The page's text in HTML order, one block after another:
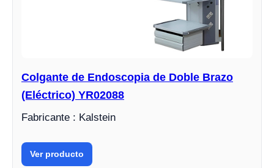
Colgante de Endoscopia de Doble Brazo
(Eléctrico) YR02088
Fabricante : Kalstein
Ver producto